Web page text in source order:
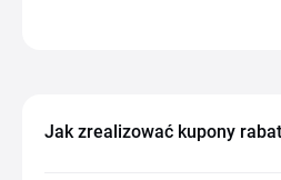
Jak zrealizować kupony